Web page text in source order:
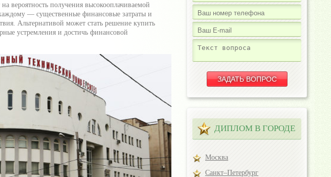
вероятность получения высокооплачиваемой
— существенные финансовые затраты и
Альтернативой может стать решение купить
устремления и достичь финансовой
ДИПЛОМ В ГОРОДЕ
Москва
Санкт–Петербург